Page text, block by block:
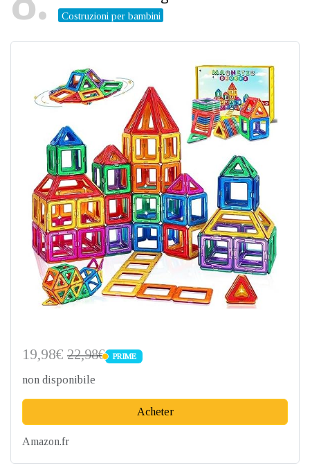
Costruzioni per bambini
19,98€ 22,98€ PRIME
PRIME
non disponibile
Acheter
Amazon.fr